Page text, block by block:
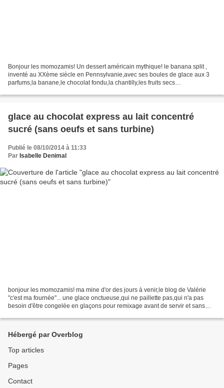
Bonjour les momozamis! Un dessert américain mythique! le banana split ,
inventé au XXème siècle en Pennsylvanie,avec ses boules de glace aux 3
parfums,la banane,le chocolat fondu,la chantilly,les fruits secs
glace au chocolat express au lait concentré
sucré (sans oeufs et sans turbine)
Publié le 08/10/2014 à 11:33
Par Isabelle Denimal
bonjour les momozamis! ma mine d'or des jours à venir,le blog de Valérie
"c'est ma fournée"... une glace onctueuse,qui ne paillette pas,qui n'a pas
besoin d'être congelée en glaçons pour remixage avant de servir et sans
Hébergé par Overblog
Top articles
Pages
Contact